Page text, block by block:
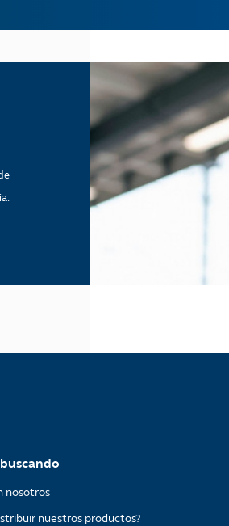
nosotros
nuestros productos?